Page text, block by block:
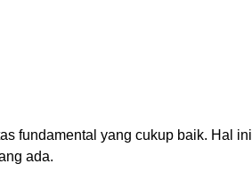
fundamental yang cukup baik. Hal ini
ada.